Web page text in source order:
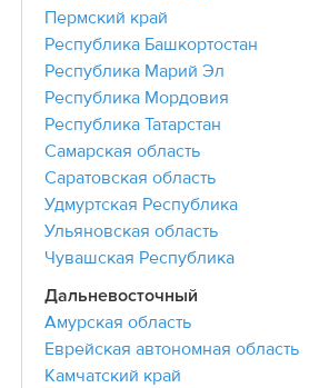
Пермский край
Республика Башкортостан
Республика Марий Эл
Республика Мордовия
Республика Татарстан
Самарская область
Саратовская область
Удмуртская Республика
Ульяновская область
Чувашская Республика
Дальневосточный
Амурская область
Еврейская автономная область
Камчатский край